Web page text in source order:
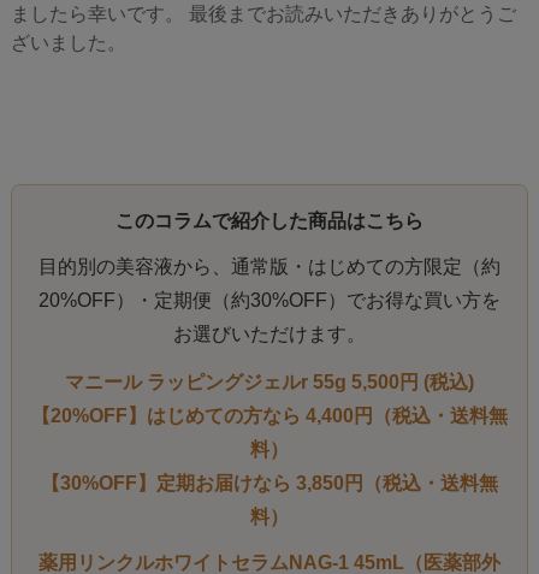
ましたら幸いです。 最後までお読みいただきありがとうご
ざいました。
このコラムで紹介した商品はこちら
目的別の美容液から、通常版・はじめての方限定（約
20%OFF）・定期便（約30%OFF）でお得な買い方を
お選びいただけます。
マニール ラッピングジェルr 55g 5,500円 (税込)
【20%OFF】はじめての方なら 4,400円（税込・送料無
料）
【30%OFF】定期お届けなら 3,850円（税込・送料無
料）
薬用リンクルホワイトセラムNAG-1 45mL（医薬部外